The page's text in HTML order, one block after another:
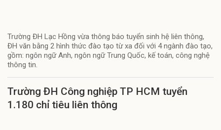
Trường ĐH Lạc Hồng vừa thông báo tuyển sinh hệ liên thông,
ĐH văn bằng 2 hình thức đào tạo từ xa đối với 4 ngành đào tạo,
gồm: ngôn ngữ Anh, ngôn ngữ Trung Quốc, kế toán, công nghệ
thông tin.
Trường ĐH Công nghiệp TP HCM tuyển
1.180 chỉ tiêu liên thông